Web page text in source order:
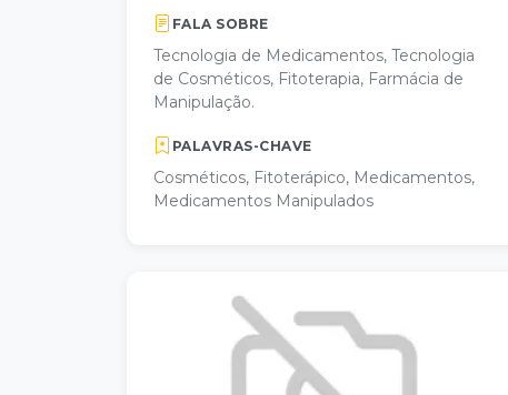
FALA SOBRE
Tecnologia de Medicamentos, Tecnologia
de Cosméticos, Fitoterapia, Farmácia de
Manipulação.
PALAVRAS-CHAVE
Cosméticos, Fitoterápico, Medicamentos,
Medicamentos Manipulados